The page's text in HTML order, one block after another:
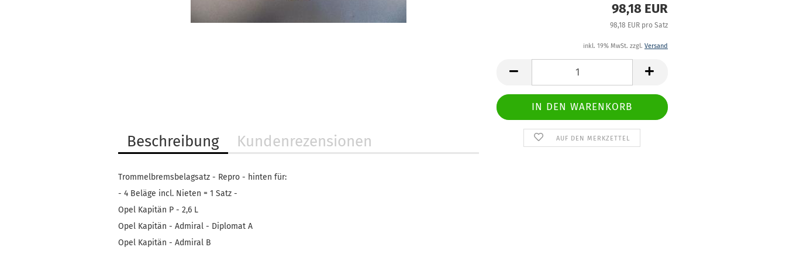
98,18 EUR
98,18 EUR pro Satz
inkl. 19% MwSt. zzgl. Versand
AUF DEN MERKZETTEL
Beschreibung Kundenrezensionen
Trommelbremsbelagsatz - Repro - hinten für:
- 4 Beläge incl. Nieten = 1 Satz -
Opel Kapitän P - 2,6 L
Opel Kapitän - Admiral - Diplomat A
Opel Kapitän - Admiral B